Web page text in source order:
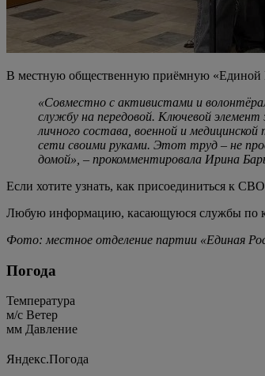
В местную общественную приёмную «Единой
«Совместно с активистами и
службу на передовой. Ключевой
личного состава, военной и
сети своими руками. Этот труд – не
домой», – прокомментировала Ирина
Если хотите узнать, как присоединиться к
Любую информацию, касающуюся службы по
Фото: местное отделение партии «Единая
Погода
Температура
м/c Ветер
мм Давление
Яндекс.Погода